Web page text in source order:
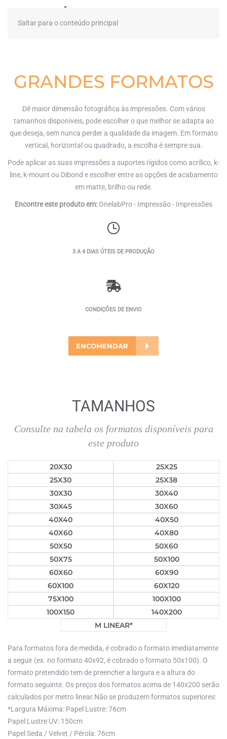
Saltar para o conteúdo principal
GRANDES FORMATOS
Dê maior dimensão fotográfica às impressões. Com vários
tamanhos disponíveis, pode escolher o que melhor se adapta ao
que deseja, sem nunca perder a qualidade da imagem. Em formato
vertical, horizontal ou quadrado, a escolha é sempre sua.
Pode aplicar as suas impressões a suportes rígidos como acrílico, k-
line, k-mount ou Dibond e escolher entre as opções de acabamento
em matte, brilho ou rede.
Encontre este produto em: OnelabPro - Impressão - Impressões
3 A 4 DIAS ÚTEIS DE PRODUÇÃO
CONDIÇÕES DE ENVIO
ENCOMENDAR
TAMANHOS
Consulte na tabela os formatos disponíveis para
este produto
20X30
25X25
25X30
25X38
30X30
30X40
30X45
30X60
40X40
40X50
40X60
40X80
50X50
50X60
50X75
50X100
60X60
60X90
60X100
60X120
75X100
100X100
100X150
140X200
M LINEAR*
Para formatos fora de medida, é cobrado o formato imediatamente
a seguir (ex. no formato 40x92, é cobrado o formato 50x100). O
formato pretendido tem de preencher a largura e a altura do
formato seguinte. Os preços dos formatos acima de 140x200 serão
calculados por metro linear.Não se produzem formatos superiores:
*Largura Máxima: Papel Lustre: 76cm
Papel Lustre UV: 150cm
Papel Seda / Velvet / Pérola: 76cm